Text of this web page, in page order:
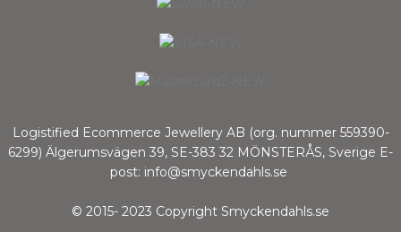
Logistified Ecommerce Jewellery AB (org. nummer 559390-
6299) Älgerumsvägen 39, SE-383 32 MÖNSTERÅS, Sverige E-
post: info@smyckendahls.se
© 2015- 2023 Copyright Smyckendahls.se